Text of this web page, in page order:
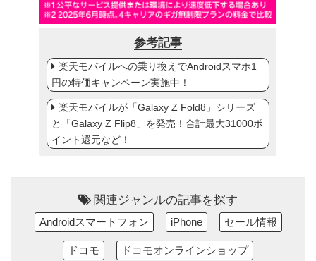
参考記事
楽天モバイルへの乗り換えでAndroidスマホ1
円の特価キャンペーン実施中！
楽天モバイルが「Galaxy Z Fold8」シリーズ
と「Galaxy Z Flip8」を発売！合計最大31000ポ
イント還元など！
関連ジャンルの記事を探す
Androidスマートフォン iPhone セール情報
ドコモ ドコモオンラインショップ